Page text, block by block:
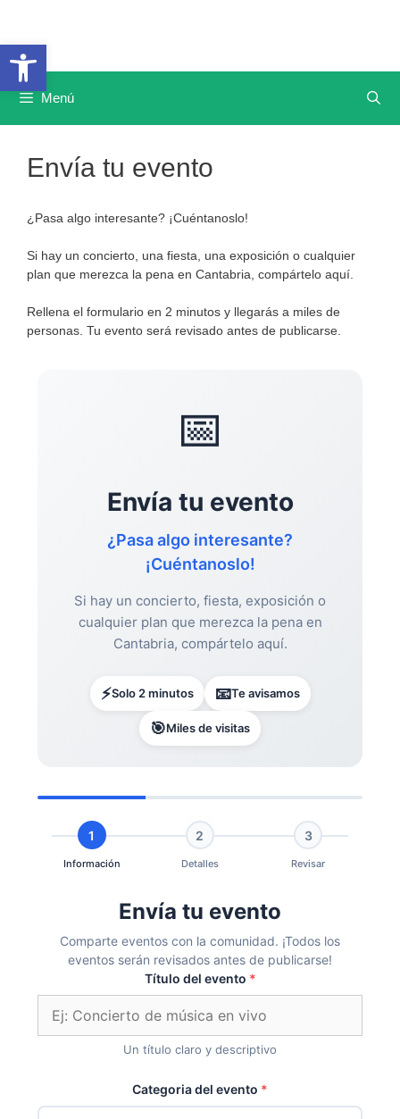
Abrir barra de herramientas
contenido
Menú
Envía tu evento
¿Pasa algo interesante? ¡Cuéntanoslo!
Si hay un concierto, una fiesta, una exposición o cualquier
plan que merezca la pena en Cantabria, compártelo aquí.
Rellena el formulario en 2 minutos y llegarás a miles de
personas. Tu evento será revisado antes de publicarse.
📅
Envía tu evento
¿Pasa algo interesante?
¡Cuéntanoslo!
Si hay un concierto, fiesta, exposición o
cualquier plan que merezca la pena en
Cantabria, compártelo aquí.
⚡Solo 2 minutos 📧Te avisamos
🎯Miles de visitas
1
Información
2
Detalles
3
Revisar
Envía tu evento
Comparte eventos con la comunidad. ¡Todos los
eventos serán revisados antes de publicarse!
Título del evento
Un título claro y descriptivo
Categoria del evento